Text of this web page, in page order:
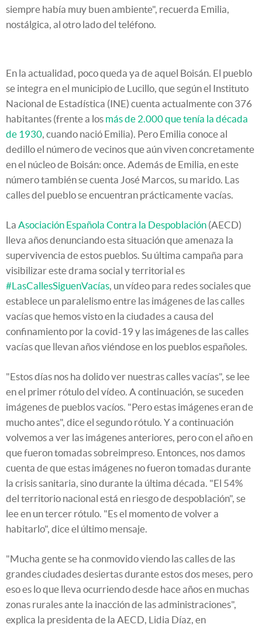
siempre había muy buen ambiente", recuerda Emilia,
nostálgica, al otro lado del teléfono.
En la actualidad, poco queda ya de aquel Boisán. El pueblo
se integra en el municipio de Lucillo, que según el Instituto
Nacional de Estadística (INE) cuenta actualmente con 376
habitantes (frente a los más de 2.000 que tenía la década
de 1930 , cuando nació Emilia). Pero Emilia conoce al
dedillo el número de vecinos que aún viven concretamente
en el núcleo de Boisán: once. Además de Emilia, en este
número también se cuenta José Marcos, su marido. Las
calles del pueblo se encuentran prácticamente vacías.
La Asociación Española Contra la Despoblación (AECD)
lleva años denunciando esta situación que amenaza la
supervivencia de estos pueblos. Su última campaña para
visibilizar este drama social y territorial es
#LasCallesSiguenVacías , un vídeo para redes sociales que
establece un paralelismo entre las imágenes de las calles
vacías que hemos visto en la ciudades a causa del
confinamiento por la covid-19 y las imágenes de las calles
vacías que llevan años viéndose en los pueblos españoles.
"Estos días nos ha dolido ver nuestras calles vacías", se lee
en el primer rótulo del vídeo. A continuación, se suceden
imágenes de pueblos vacíos. "Pero estas imágenes eran de
mucho antes", dice el segundo rótulo. Y a continuación
volvemos a ver las imágenes anteriores, pero con el año en
que fueron tomadas sobreimpreso. Entonces, nos damos
cuenta de que estas imágenes no fueron tomadas durante
la crisis sanitaria, sino durante la última década. "El 54%
del territorio nacional está en riesgo de despoblación", se
lee en un tercer rótulo. "Es el momento de volver a
habitarlo", dice el último mensaje.
"Mucha gente se ha conmovido viendo las calles de las
grandes ciudades desiertas durante estos dos meses, pero
eso es lo que lleva ocurriendo desde hace años en muchas
zonas rurales ante la inacción de las administraciones",
explica la presidenta de la AECD, Lidia Díaz, en